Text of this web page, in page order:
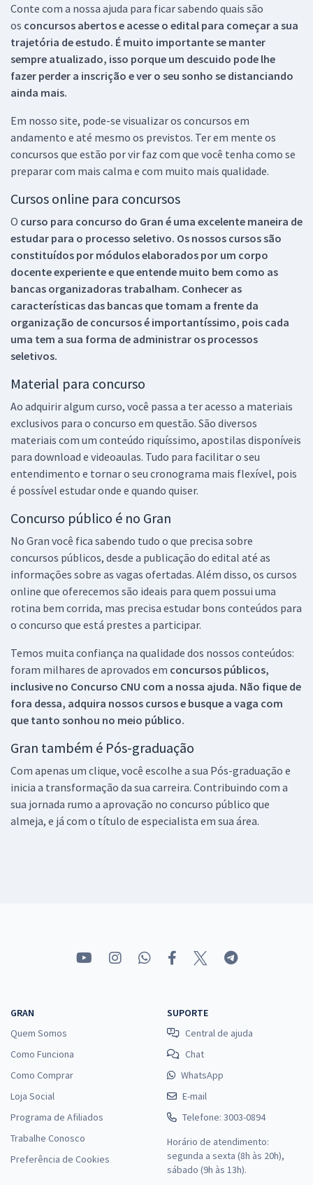
Conte com a nossa ajuda para ficar sabendo quais são
os concursos abertos e acesse o edital para começar a sua
trajetória de estudo. É muito importante se manter
sempre atualizado, isso porque um descuido pode lhe
fazer perder a inscrição e ver o seu sonho se distanciando
ainda mais.
Em nosso site, pode-se visualizar os concursos em
andamento e até mesmo os previstos. Ter em mente os
concursos que estão por vir faz com que você tenha como se
preparar com mais calma e com muito mais qualidade.
Cursos online para concursos
O curso para concurso do Gran é uma excelente maneira de
estudar para o processo seletivo. Os nossos cursos são
constituídos por módulos elaborados por um corpo
docente experiente e que entende muito bem como as
bancas organizadoras trabalham. Conhecer as
características das bancas que tomam a frente da
organização de concursos é importantíssimo, pois cada
uma tem a sua forma de administrar os processos
seletivos.
Material para concurso
Ao adquirir algum curso, você passa a ter acesso a materiais
exclusivos para o concurso em questão. São diversos
materiais com um conteúdo riquíssimo, apostilas disponíveis
para download e videoaulas. Tudo para facilitar o seu
entendimento e tornar o seu cronograma mais flexível, pois
é possível estudar onde e quando quiser.
Concurso público é no Gran
No Gran você fica sabendo tudo o que precisa sobre
concursos públicos, desde a publicação do edital até as
informações sobre as vagas ofertadas. Além disso, os cursos
online que oferecemos são ideais para quem possui uma
rotina bem corrida, mas precisa estudar bons conteúdos para
o concurso que está prestes a participar.
Temos muita confiança na qualidade dos nossos conteúdos:
foram milhares de aprovados em concursos públicos,
inclusive no Concurso CNU com a nossa ajuda. Não fique de
fora dessa, adquira nossos cursos e busque a vaga com
que tanto sonhou no meio público.
Gran também é Pós-graduação
Com apenas um clique, você escolhe a sua Pós-graduação e
inicia a transformação da sua carreira. Contribuindo com a
sua jornada rumo a aprovação no concurso público que
almeja, e já com o título de especialista em sua área.
GRAN
Quem Somos
Como Funciona
Como Comprar
Loja Social
Programa de Afiliados
Trabalhe Conosco
Preferência de Cookies
SUPORTE
Central de ajuda
Chat
WhatsApp
E-mail
Telefone: 3003-0894
Horário de atendimento:
segunda a sexta (8h às 20h),
sábado (9h às 13h).